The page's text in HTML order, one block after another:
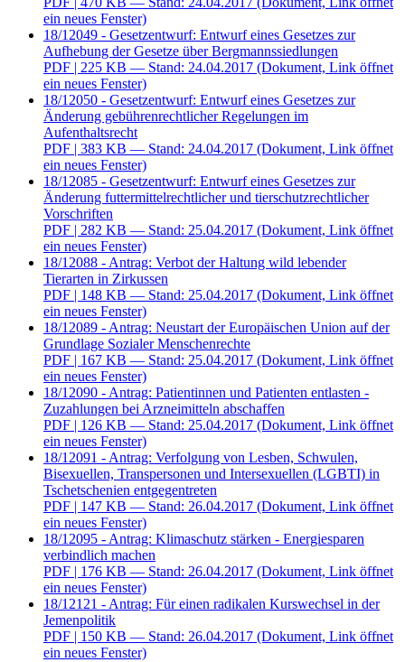
ein neues Fenster)
18/12049 - Gesetzentwurf: Entwurf eines Gesetzes zur
Aufhebung der Gesetze über Bergmannssiedlungen
PDF | 225 KB — Stand: 24.04.2017 (Dokument, Link öffnet
ein neues Fenster)
18/12050 - Gesetzentwurf: Entwurf eines Gesetzes zur
Änderung gebührenrechtlicher Regelungen im
Aufenthaltsrecht
PDF | 383 KB — Stand: 24.04.2017 (Dokument, Link öffnet
ein neues Fenster)
18/12085 - Gesetzentwurf: Entwurf eines Gesetzes zur
Änderung futtermittelrechtlicher und tierschutzrechtlicher
Vorschriften
PDF | 282 KB — Stand: 25.04.2017 (Dokument, Link öffnet
ein neues Fenster)
18/12088 - Antrag: Verbot der Haltung wild lebender
Tierarten in Zirkussen
PDF | 148 KB — Stand: 25.04.2017 (Dokument, Link öffnet
ein neues Fenster)
18/12089 - Antrag: Neustart der Europäischen Union auf der
Grundlage Sozialer Menschenrechte
PDF | 167 KB — Stand: 25.04.2017 (Dokument, Link öffnet
ein neues Fenster)
18/12090 - Antrag: Patientinnen und Patienten entlasten -
Zuzahlungen bei Arzneimitteln abschaffen
PDF | 126 KB — Stand: 25.04.2017 (Dokument, Link öffnet
ein neues Fenster)
18/12091 - Antrag: Verfolgung von Lesben, Schwulen,
Bisexuellen, Transpersonen und Intersexuellen (LGBTI) in
Tschetschenien entgegentreten
PDF | 147 KB — Stand: 26.04.2017 (Dokument, Link öffnet
ein neues Fenster)
18/12095 - Antrag: Klimaschutz stärken - Energiesparen
verbindlich machen
PDF | 176 KB — Stand: 26.04.2017 (Dokument, Link öffnet
ein neues Fenster)
18/12121 - Antrag: Für einen radikalen Kurswechsel in der
Jemenpolitik
PDF | 150 KB — Stand: 26.04.2017 (Dokument, Link öffnet
ein neues Fenster)